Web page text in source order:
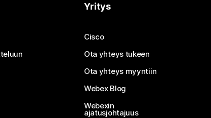
Yritys
Cisco
Ota yhteys tukeen
Ota yhteys myyntiin
Webex Blog
Webexin
ajatusjohtajuus